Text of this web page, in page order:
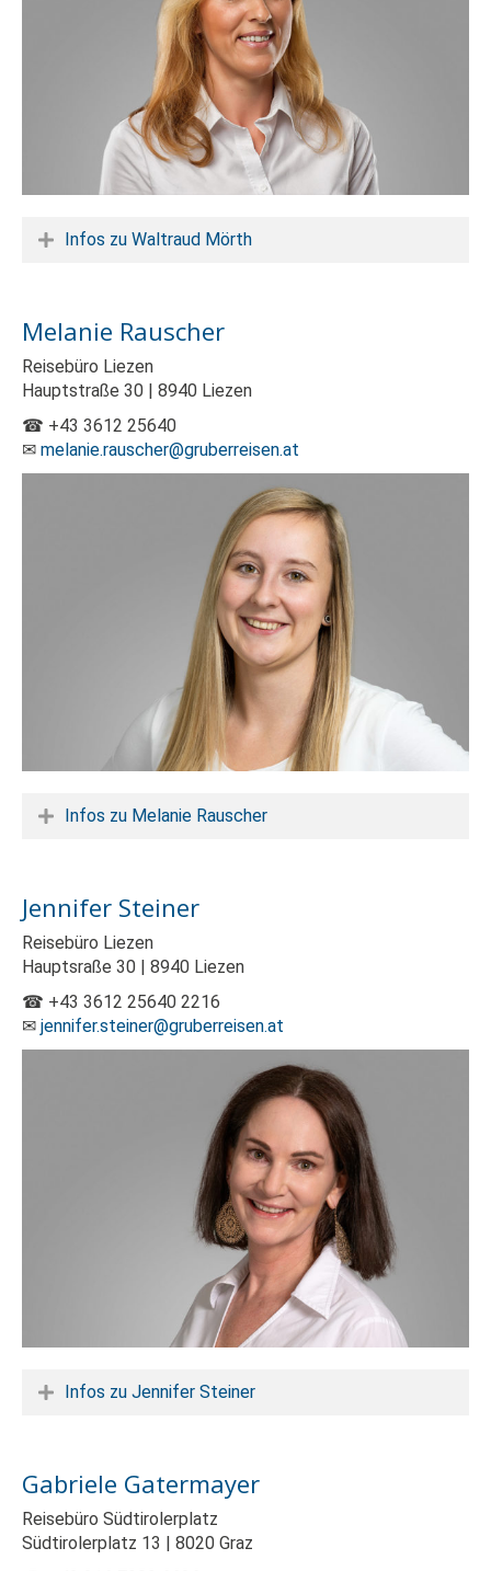
Infos zu Waltraud Mörth
Melanie Rauscher
Reisebüro Liezen
Hauptstraße 30 | 8940 Liezen
☎ +43 3612 25640
✉ melanie.rauscher@gruberreisen.at
Infos zu Melanie Rauscher
Jennifer Steiner
Reisebüro Liezen
Hauptsraße 30 | 8940 Liezen
☎ +43 3612 25640 2216
✉ jennifer.steiner@gruberreisen.at
Infos zu Jennifer Steiner
Gabriele Gatermayer
Reisebüro Südtirolerplatz
Südtirolerplatz 13 | 8020 Graz